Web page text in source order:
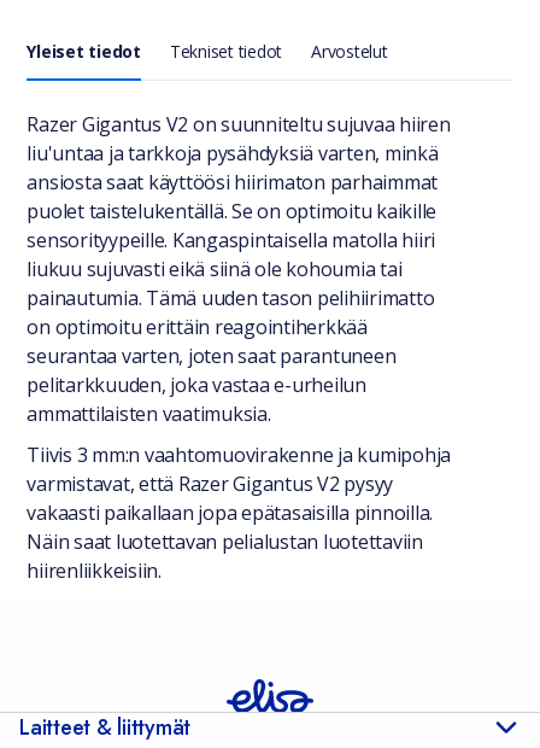
Yleiset tiedot Tekniset tiedot Arvostelut
Yleiset tiedot
Razer Gigantus V2 on suunniteltu sujuvaa hiiren
liu'untaa ja tarkkoja pysähdyksiä varten, minkä
ansiosta saat käyttöösi hiirimaton parhaimmat
puolet taistelukentällä. Se on optimoitu kaikille
sensorityypeille. Kangaspintaisella matolla hiiri
liukuu sujuvasti eikä siinä ole kohoumia tai
painautumia. Tämä uuden tason pelihiirimatto
on optimoitu erittäin reagointiherkkää
seurantaa varten, joten saat parantuneen
pelitarkkuuden, joka vastaa e-urheilun
ammattilaisten vaatimuksia.
Tiivis 3 mm:n vaahtomuovirakenne ja kumipohja
varmistavat, että Razer Gigantus V2 pysyy
vakaasti paikallaan jopa epätasaisilla pinnoilla.
Näin saat luotettavan pelialustan luotettaviin
hiirenliikkeisiin.
Laitteet & liittymät